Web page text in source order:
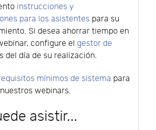
instrucciones y
para los asistentes para su
Si desea ahorrar tiempo en
configure el gestor de
del día de su realización.
mínimos de sistema para
webinars.
asistir...